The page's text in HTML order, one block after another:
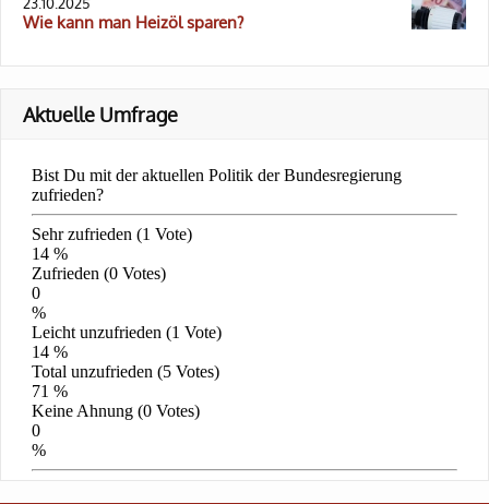
23.10.2025
Wie kann man Heizöl sparen?
Aktuelle Umfrage